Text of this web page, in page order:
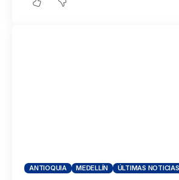
ANTIOQUIA MEDELLÍN ÚLTIMAS NOTICIAS